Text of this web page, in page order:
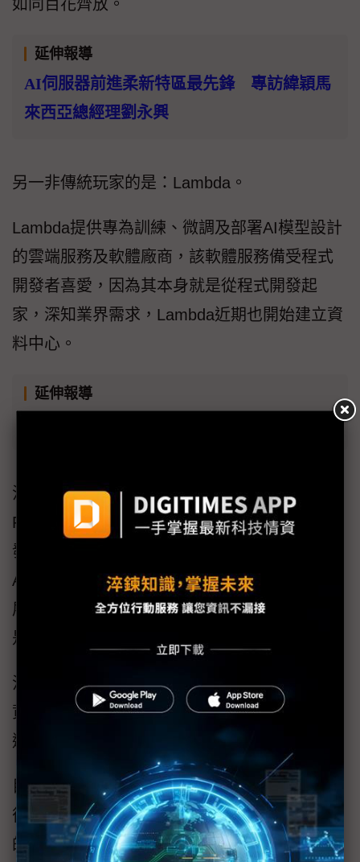
如同百花齊放。
延伸報導
AI伺服器前進柔新特區最先鋒 專訪緯穎馬
來西亞總經理劉永興
另一非傳統玩家的是：Lambda。
Lambda提供專為訓練、微調及部署AI模型設計
的雲端服務及軟體廠商，該軟體服務備受程式
開發者喜愛，因為其本身就是從程式開發起
家，深知業界需求，Lambda近期也開始建立資
料中心。
延伸報導
洪麗寗參加台北市電腦公會舉辦的AI NEXT
FORUM，以「AI算力重塑全球產業格局」為題
發表演說。洪麗寗指出，她觀察伺服器產業，
AI領域有3大轉變，包括算力成長，推動科技發
展，其次為新的市場玩家及新市場出現，最後
是伺服器供應鏈的服務範疇擴大。
洪麗寗指出，之前大家還在擔憂那家CSP不蓋
資料中心或取消租約，影響市場需求，所幸上
週CSP大廠的法說會打破大家誤解。
目前各界估計，2024年的成長幅度最明顯，之
後仍會成長，只是幅度減緩，然2023~2028年
的AI伺服器市場規模年複合成長率（CAGR），